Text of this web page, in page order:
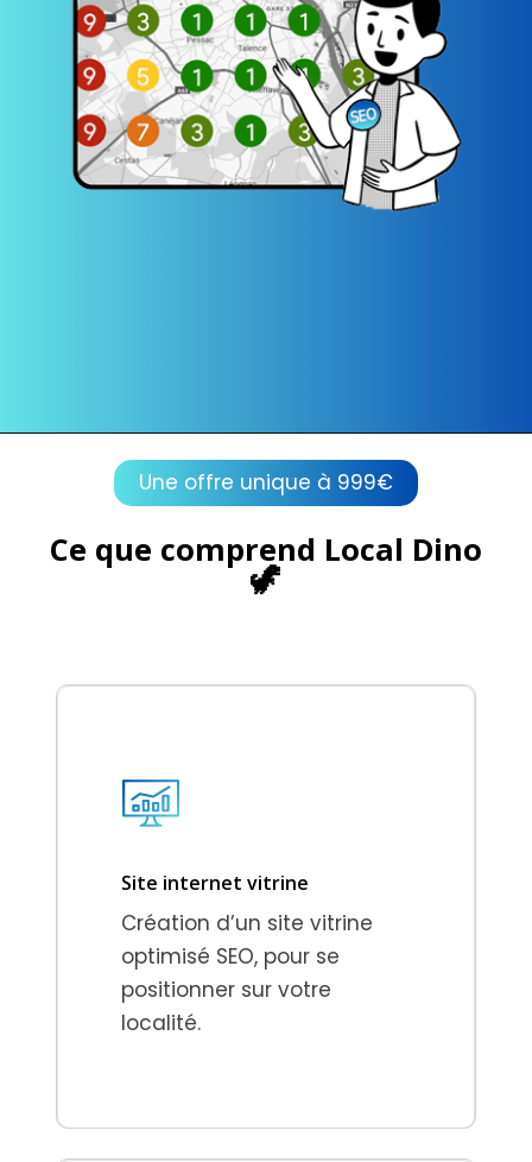
Une offre unique à 999€
Ce que comprend Local Dino
🦖
Site internet vitrine
Création d’un site vitrine
optimisé SEO, pour se
positionner sur votre
localité.